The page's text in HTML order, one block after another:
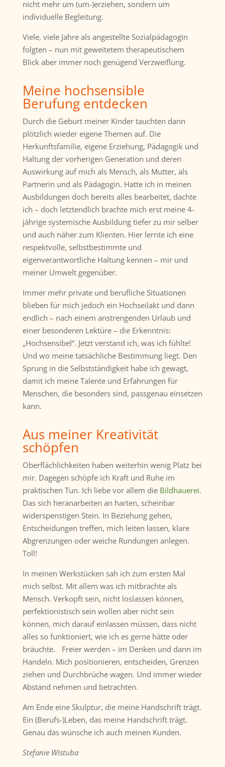
nicht mehr um (um-)erziehen, sondern um
individuelle Begleitung.
Viele, viele Jahre als angestellte Sozialpädagogin
folgten – nun mit geweitetem therapeutischem
Blick aber immer noch genügend Verzweiflung.
Meine hochsensible
Berufung entdecken
Durch die Geburt meiner Kinder tauchten dann
plötzlich wieder eigene Themen auf. Die
Herkunftsfamilie, eigene Erziehung, Pädagogik und
Haltung der vorherigen Generation und deren
Auswirkung auf mich als Mensch, als Mutter, als
Partnerin und als Pädagogin. Hatte ich in meinen
Ausbildungen doch bereits alles bearbeitet, dachte
ich – doch letztendlich brachte mich erst meine 4-
jährige systemische Ausbildung tiefer zu mir selber
und auch näher zum Klienten. Hier lernte ich eine
respektvolle, selbstbestimmte und
eigenverantwortliche Haltung kennen – mir und
meiner Umwelt gegenüber.
Immer mehr private und berufliche Situationen
blieben für mich jedoch ein Hochseilakt und dann
endlich – nach einem anstrengenden Urlaub und
einer besonderen Lektüre – die Erkenntnis:
„Hochsensibel“. Jetzt verstand ich, was ich fühlte!
Und wo meine tatsächliche Bestimmung liegt. Den
Sprung in die Selbstständigkeit habe ich gewagt,
damit ich meine Talente und Erfahrungen für
Menschen, die besonders sind, passgenau einsetzen
kann.
Aus meiner Kreativität
schöpfen
Oberflächlichkeiten haben weiterhin wenig Platz bei
mir. Dagegen schöpfe ich Kraft und Ruhe im
praktischen Tun. Ich liebe vor allem die Bildhauerei.
Das sich heranarbeiten an harten, scheinbar
widerspenstigen Stein. In Beziehung gehen,
Entscheidungen treffen, mich leiten lassen, klare
Abgrenzungen oder weiche Rundungen anlegen.
Toll!
In meinen Werkstücken sah ich zum ersten Mal
mich selbst. Mit allem was ich mitbrachte als
Mensch. Verkopft sein, nicht loslassen können,
perfektionistisch sein wollen aber nicht sein
können, mich darauf einlassen müssen, dass nicht
alles so funktioniert, wie ich es gerne hätte oder
bräuchte. Freier werden – im Denken und dann im
Handeln. Mich positionieren, entscheiden, Grenzen
ziehen und Durchbrüche wagen. Und immer wieder
Abstand nehmen und betrachten.
Am Ende eine Skulptur, die meine Handschrift trägt.
Ein (Berufs-)Leben, das meine Handschrift trägt.
Genau das wünsche ich auch meinen Kunden.
Stefanie Wistuba